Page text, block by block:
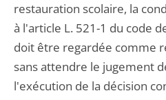
restauration scolaire, la
à l'article L. 521-1 du code
doit être regardée comme
sans attendre le jugement
l'exécution de la décision